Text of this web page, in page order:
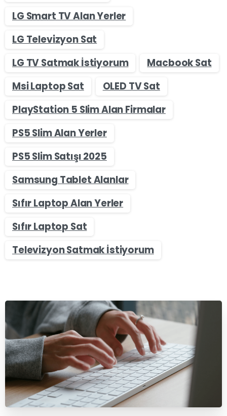
LG Smart TV Alan Yerler
LG Televizyon Sat
LG TV Satmak İstiyorum
Macbook Sat
Msi Laptop Sat
OLED TV Sat
PlayStation 5 Slim Alan Firmalar
PS5 Slim Alan Yerler
PS5 Slim Satışı 2025
Samsung Tablet Alanlar
Sıfır Laptop Alan Yerler
Sıfır Laptop Sat
Televizyon Satmak İstiyorum